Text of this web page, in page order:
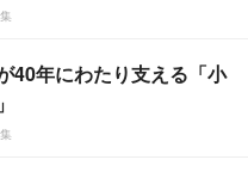
40年にわたり支える「小